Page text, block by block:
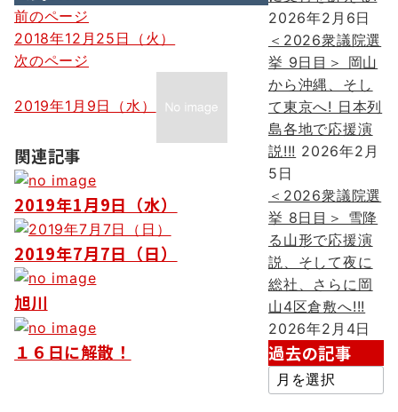
投
稿
ビ
ー
シ
ョ
ン
前のページ
2018年12月25日（火）
次のページ
2019年1月9日（水）
関連記事
2019年1月9日（水）
2019年7月7日（日）
旭川
１６日に解散！
2026年2月6日
＜2026衆議院選
挙 9日目＞ 岡山
から沖縄、そし
て東京へ! 日本列
島各地で応援演
説!!! 2026年2月
5日
＜2026衆議院選
挙 8日目＞ 雪降
る山形で応援演
説、そして夜に
総社、さらに岡
山4区倉敷へ!!!
2026年2月4日
過去の記事
過
去